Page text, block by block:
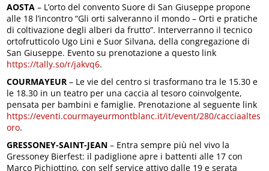
AOSTA – L’orto del convento Suore di San Giuseppe propone
alle 18 l’incontro “Gli orti salveranno il mondo – Orti e pratiche
di coltivazione degli alberi da frutto”. Interverranno il tecnico
ortofrutticolo Ugo Lini e Suor Silvana, della congregazione di
San Giuseppe. Evento su prenotazione a questo link
https://tally.so/r/jakvq6.
COURMAYEUR – Le vie del centro si trasformano tra le 15.30 e
le 18.30 in un teatro per una caccia al tesoro coinvolgente,
pensata per bambini e famiglie. Prenotazione al seguente link
https://eventi.courmayeurmontblanc.it/it/event/280/cacciaaltes
oro.
GRESSONEY-SAINT-JEAN – Entra sempre più nel vivo la
Gressoney Bierfest: il padiglione apre i battenti alle 17 con
Marco Pichiottino, con self service attivo dalle 19 e serata